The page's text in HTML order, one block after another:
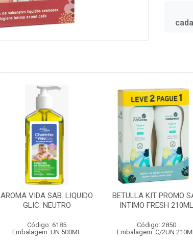
AROMA VIDA SAB. LIQUIDO
GLIC. NEUTRO
Código: 6185
Embalagem: UN 500ML
BETULLA KIT PROMO
INTIMO FRESH 210ML
Código: 2850
Embalagem: C/2UN